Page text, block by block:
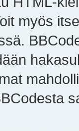
myös